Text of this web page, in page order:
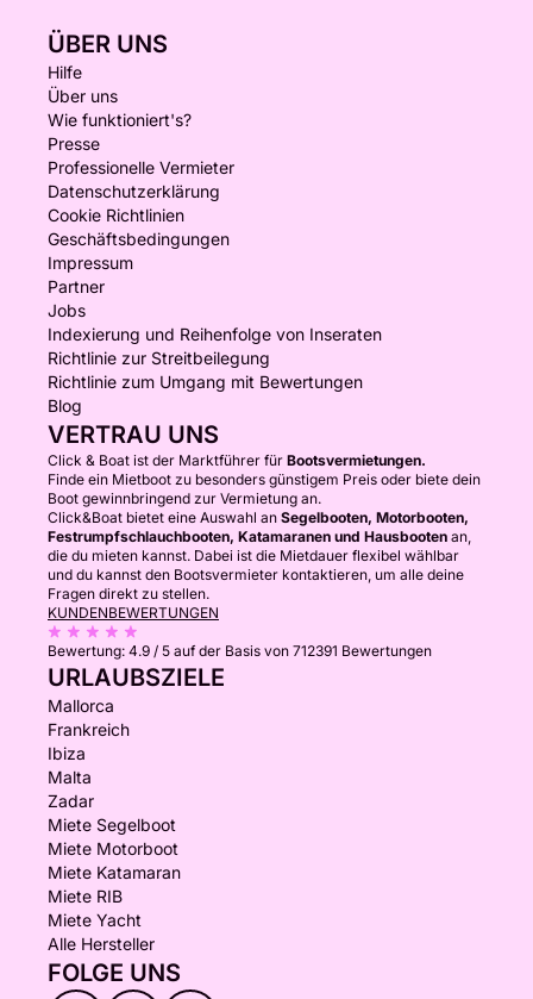
ÜBER UNS
Hilfe
Über uns
Wie funktioniert's?
Presse
Professionelle Vermieter
Datenschutzerklärung
Cookie Richtlinien
Geschäftsbedingungen
Impressum
Partner
Jobs
Indexierung und Reihenfolge von Inseraten
Richtlinie zur Streitbeilegung
Richtlinie zum Umgang mit Bewertungen
Blog
VERTRAU UNS
Click & Boat ist der Marktführer für Bootsvermietungen.
Finde ein Mietboot zu besonders günstigem Preis oder biete dein
Boot gewinnbringend zur Vermietung an.
Click&Boat bietet eine Auswahl an Segelbooten, Motorbooten,
Festrumpfschlauchbooten, Katamaranen und Hausbooten an,
die du mieten kannst. Dabei ist die Mietdauer flexibel wählbar
und du kannst den Bootsvermieter kontaktieren, um alle deine
Fragen direkt zu stellen.
KUNDENBEWERTUNGEN
Bewertung: 4.9 / 5 auf der Basis von 712391 Bewertungen
URLAUBSZIELE
Mallorca
Frankreich
Ibiza
Malta
Zadar
Miete Segelboot
Miete Motorboot
Miete Katamaran
Miete RIB
Miete Yacht
Alle Hersteller
FOLGE UNS